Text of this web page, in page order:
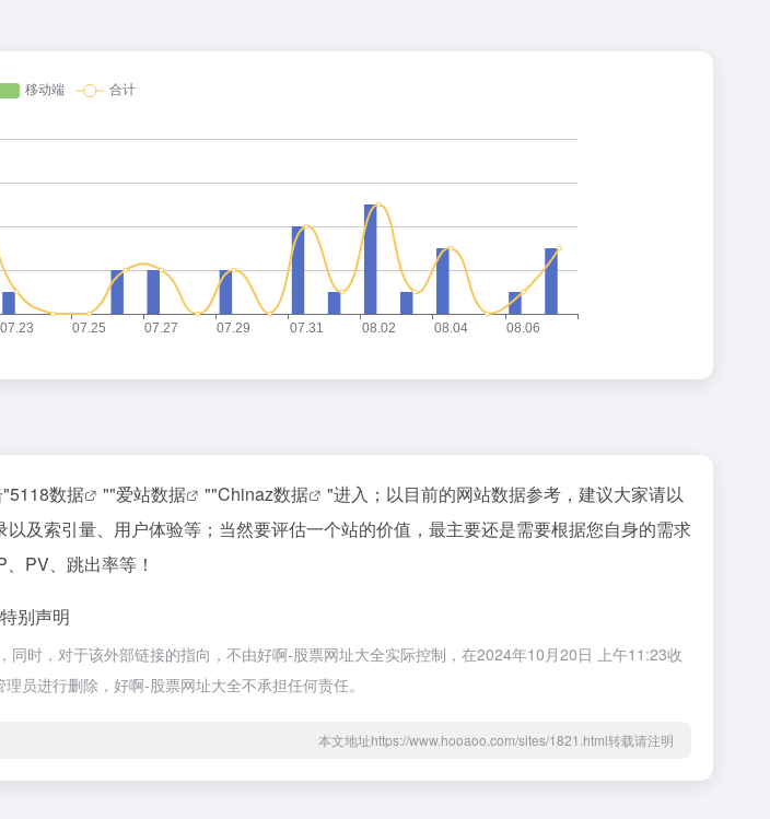
5118数据 ""爱站数据 ""Chinaz数据
"进入；以目前的网站数据参考，建议大家请以
及索引量、用户体验等；当然要评估一个站的价值，最主要还是需要根据您自身的需求
PV、跳出率等！
特别声明
时，对于该外部链接的指向，不由好啊-股票网址大全实际控制，在2024年10月20日 上午11:23收
员进行删除，好啊-股票网址大全不承担任何责任。
本文地址https://www.hooaoo.com/sites/1821.html转载请注明